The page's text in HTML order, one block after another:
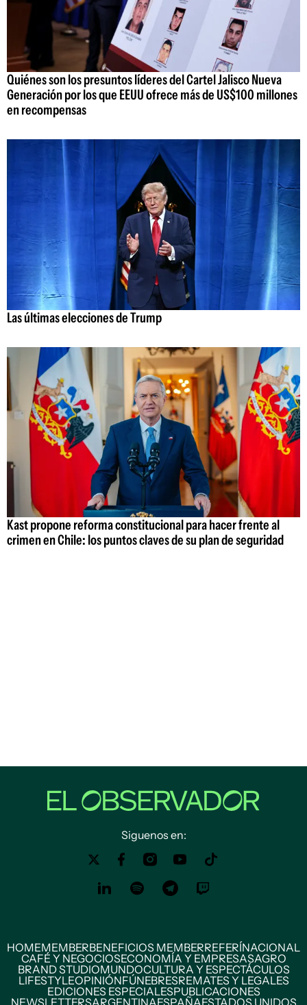
Quiénes son los presuntos líderes del Cartel Jalisco Nueva
Generación por los que EEUU ofrece más de US$100 millones
en recompensas
Las últimas elecciones de Trump
Kast propone reforma constitucional para hacer frente al
crimen en Chile: los puntos claves de su plan de seguridad
Siguenos en:
HOMEMEMBERBENEFICIOS MEMBERREFERÍNACIONAL
CAFÉ Y NEGOCIOSECONOMÍA Y EMPRESASAGRO
BRAND STUDIOMUNDOCULTURA Y ESPECTÁCULOS
LIFESTYLEOPINIÓNFÚNEBRESREMATES Y LEGALES
EDICIONES ESPECIALESPUBLICACIONES